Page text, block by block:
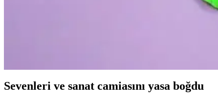
Sevenleri ve sanat camiasını yasa boğdu